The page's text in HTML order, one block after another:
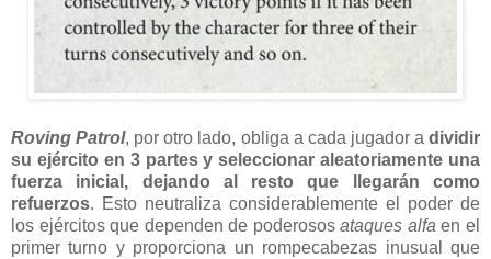
Roving Patrol, por otro lado, obliga a cada jugador adividir
su ejército en 3 partes y seleccionar aleatoriamente una
fuerza inicial, dejando al resto que llegarán como
refuerzos. Esto neutraliza considerablemente el poder de
los ejércitos que dependen de poderososataques alfaen el
primer turno y proporciona un rompecabezas inusual que